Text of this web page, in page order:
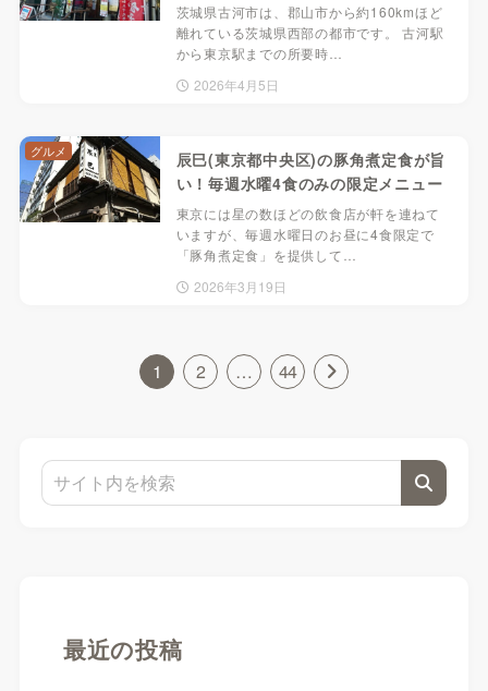
茨城県古河市は、郡山市から約160kmほど
離れている茨城県西部の都市です。 古河駅
から東京駅までの所要時…
2026年4月5日
辰巳(東京都中央区)の豚角煮定食が旨
い！毎週水曜4食のみの限定メニュー
東京には星の数ほどの飲食店が軒を連ねて
いますが、毎週水曜日のお昼に4食限定で
「豚角煮定食」を提供して…
2026年3月19日
グルメ
1 2 … 44
最近の投稿